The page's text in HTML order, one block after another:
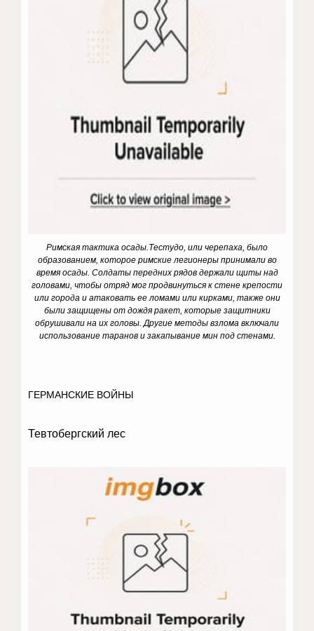
Римская тактика осады.Тестудо, или черепаха, было
образованием, которое римские легионеры принимали во
время осады. Солдаты передних рядов держали щиты над
головами, чтобы отряд мог продвинуться к стене крепости
или города и атаковать ее ломами или кирками, также они
были защищены от дождя ракет, которые защитники
обрушивали на их головы. Другие методы взлома включали
использование таранов и закапывание мин под стенами.
ГЕРМАНСКИЕ ВОЙНЫ
Тевтобергский лес